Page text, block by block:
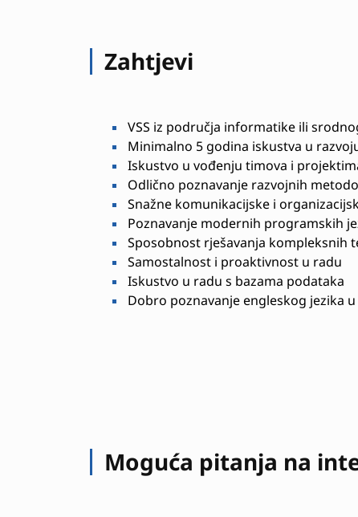
Zahtjevi
VSS iz područja informatike ili
Minimalno 5 godina iskustva u
Iskustvo u vođenju timova i
Odlično poznavanje razvojnih
Snažne komunikacijske i
Poznavanje modernih programskih
Sposobnost rješavanja kompleksnih
Samostalnost i proaktivnost u radu
Iskustvo u radu s bazama podataka
Dobro poznavanje engleskog jezika
Moguća pitanja na